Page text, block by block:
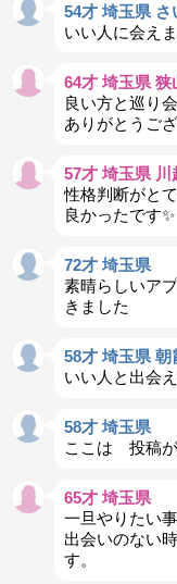
54才 埼玉県 さ
いい人に会え
64才 埼玉県 狭
良い方と巡り
ありがとうご
57才 埼玉県 川
性格判断がと
良かったです✨️
72才 埼玉県
素晴らしいア
きました
58才 埼玉県 朝
いい人と出会
58才 埼玉県
ここは 投稿が
65才 埼玉県
一旦やりたい
出会いのない
す。